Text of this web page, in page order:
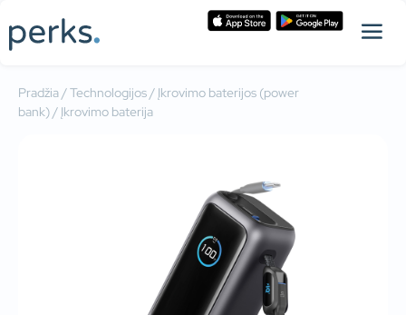
Pradžia/Technologijos/ Įkrovimo baterijos (power
bank)/ Įkrovimo baterija